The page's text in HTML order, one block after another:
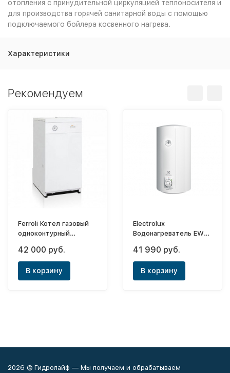
отопления с принудительной циркуляцией теплоносителя и
для производства горячей санитарной воды с помощью
подключаемого бойлера косвенного нагрева.
Характеристики
Рекомендуем
Ferroli Котел газовый
одноконтурный
42 000 руб.
В корзину
Electrolux
Водонагреватель EWH
41 990 руб.
В корзину
2026 © Гидролайф — Мы получаем и обрабатываем